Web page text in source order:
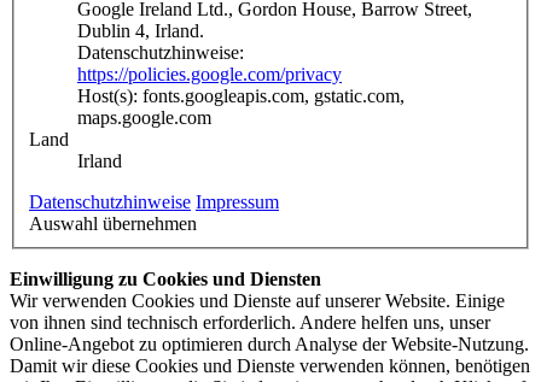
Google Ireland Ltd., Gordon House, Barrow Street,
Dublin 4, Irland.
Datenschutzhinweise:
https://policies.google.com/privacy
Host(s): fonts.googleapis.com, gstatic.com,
maps.google.com
Land
Irland
Datenschutzhinweise Impressum
Auswahl übernehmen
Einwilligung zu Cookies und Diensten
Wir verwenden Cookies und Dienste auf unserer Website. Einige
von ihnen sind technisch erforderlich. Andere helfen uns, unser
Online-Angebot zu optimieren durch Analyse der Website-Nutzung.
Damit wir diese Cookies und Dienste verwenden können, benötigen